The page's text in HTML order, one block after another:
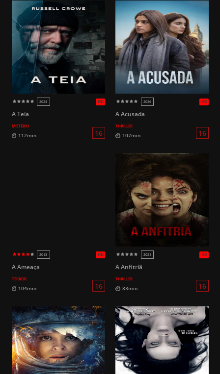
HD 2019
93min 12 107min
A Teia
MISTÉRIO
A Acusada
THRILLER
A Ameaça
TERROR
A Anfitriã
THRILLER